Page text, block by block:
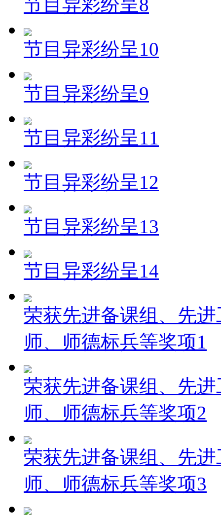
节目异彩纷呈8
节目异彩纷呈10
节目异彩纷呈9
节目异彩纷呈11
节目异彩纷呈12
节目异彩纷呈13
节目异彩纷呈14
荣获先进备课组、先
师、师德标兵等奖项1
荣获先进备课组、先
师、师德标兵等奖项2
荣获先进备课组、先
师、师德标兵等奖项3